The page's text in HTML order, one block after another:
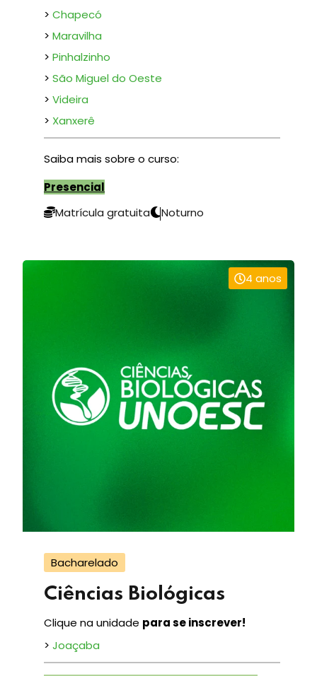
> Chapecó
> Maravilha
> Pinhalzinho
> São Miguel do Oeste
> Videira
> Xanxerê
Saiba mais sobre o curso:
Presencial
Matrícula gratuita
Noturno
4 anos
Bacharelado
Ciências Biológicas
Clique na unidade para se inscrever!
> Joaçaba